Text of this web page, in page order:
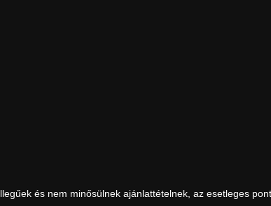
és nem minősülnek ajánlattételnek, az esetleges